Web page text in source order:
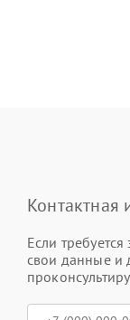
Если требуется
свои данные и